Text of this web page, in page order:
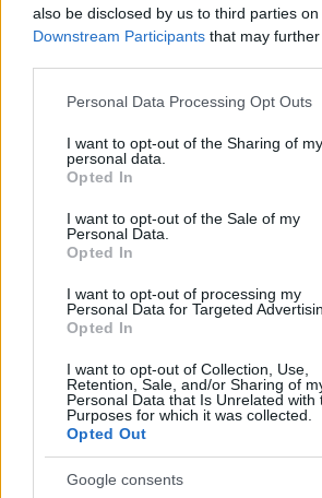
also be disclosed by us to third parties on
Downstream Participants that may
Please note that this website/app uses
not limited to your visit or usage
grant or deny consent to Google and its
use your data for below specified
consent section.
Personal Data Processing Opt Outs
I want to opt-out of the Sharing of my
personal data.
Opted In
I want to opt-out of the Sale of my
Personal Data.
Opted In
I want to opt-out of processing my
Personal Data for Targeted
Opted In
I want to opt-out of Collection, Use,
Retention, Sale, and/or Sharing of
Personal Data that Is Unrelated with
Purposes for which it was collected.
Opted Out
Google consents